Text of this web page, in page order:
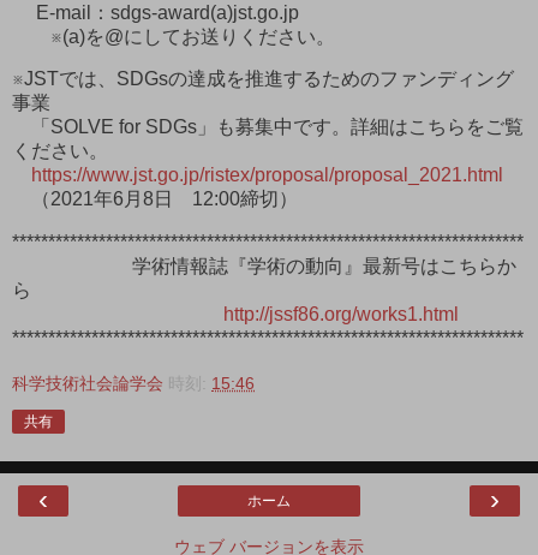
E-mail：sdgs-award(a)jst.go.jp
※(a)を@にしてお送りください。
※JSTでは、SDGsの達成を推進するためのファンディング
事業
「SOLVE for SDGs」も募集中です。詳細はこちらをご覧
ください。
https://www.jst.go.jp/ristex/proposal/proposal_2021.html
（2021年6月8日 12:00締切）
***********************************************************************
学術情報誌『学術の動向』最新号はこちらか
ら
http://jssf86.org/works1.html
***********************************************************************
科学技術社会論学会 時刻: 15:46
共有
‹ ›
ホーム
ウェブ バージョンを表示